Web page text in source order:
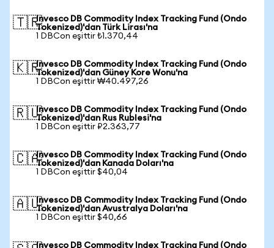
🇹🇷Invesco DB Commodity Index Tracking Fund (Ondo
Tokenized)'dan Türk Lirası'na
1 DBCon eşittir ₺1.370,44
🇰🇷Invesco DB Commodity Index Tracking Fund (Ondo
Tokenized)'dan Güney Kore Wonu'na
1 DBCon eşittir ₩40.497,26
🇷🇺Invesco DB Commodity Index Tracking Fund (Ondo
Tokenized)'dan Rus Rublesi'na
1 DBCon eşittir ₽2.363,77
🇨🇦Invesco DB Commodity Index Tracking Fund (Ondo
Tokenized)'dan Kanada Doları'na
1 DBCon eşittir $40,04
🇦🇺Invesco DB Commodity Index Tracking Fund (Ondo
Tokenized)'dan Avustralya Doları'na
1 DBCon eşittir $40,66
Invesco DB Commodity Index Tracking Fund (Ondo